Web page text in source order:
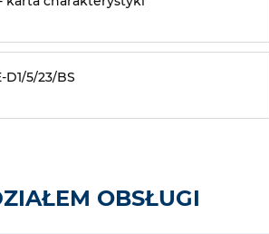
5/23/BS
OBSŁUGI